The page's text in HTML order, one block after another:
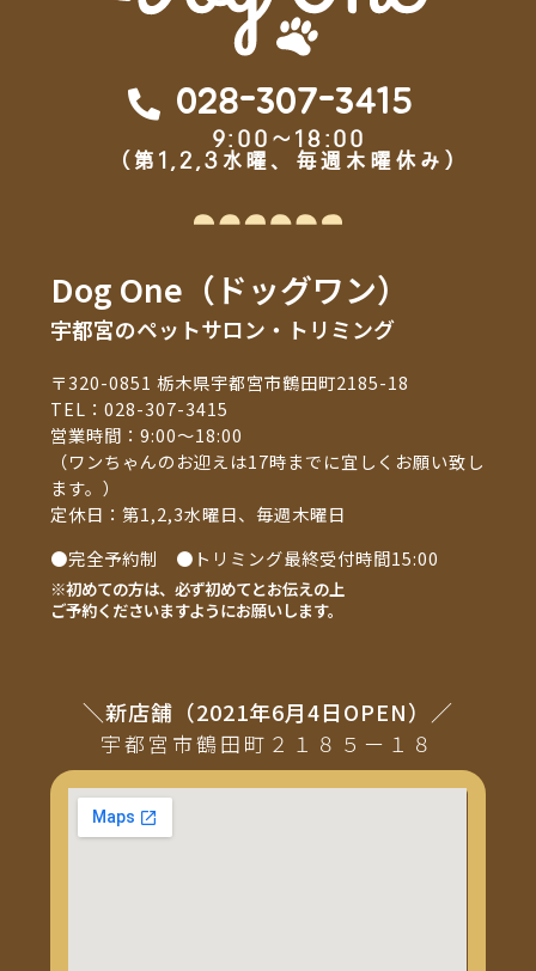
028-307-3415
9:00～18:00
（第1,2,3水曜、毎週木曜休み）
Dog One（ドッグワン）
宇都宮のペットサロン・トリミング
〒320-0851 栃木県宇都宮市鶴田町2185-18
TEL：028-307-3415
営業時間：9:00～18:00
（ワンちゃんのお迎えは17時までに宜しくお願い致し
ます。）
定休日：第1,2,3水曜日、毎週木曜日
●完全予約制 ●トリミング最終受付時間15:00
※初めての方は、必ず初めてとお伝えの上
ご予約くださいますようにお願いします。
＼新店舗（2021年6月4日OPEN）／
宇都宮市鶴田町２１８５ー１８